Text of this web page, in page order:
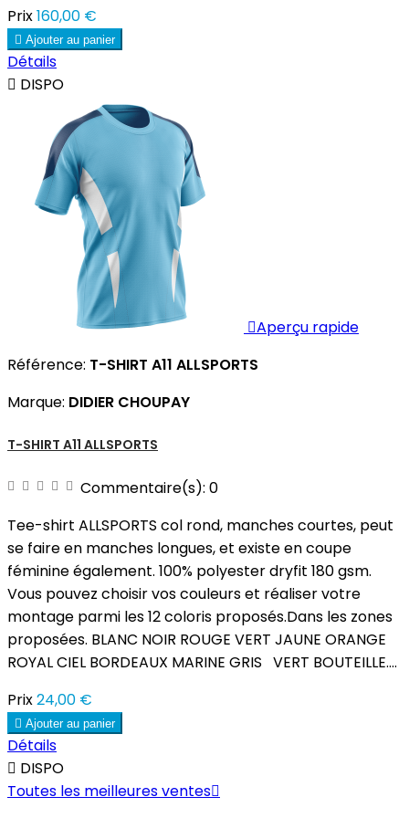
Prix160,00 €
 Ajouter au panier
Détails
 DISPO
Aperçu rapide
Référence: T-SHIRT A11 ALLSPORTS
Marque: DIDIER CHOUPAY
T-SHIRT A11 ALLSPORTS
Commentaire(s): 0
Tee-shirt ALLSPORTS col rond, manches courtes, peut
se faire en manches longues, et existe en coupe
féminine également. 100% polyester dryfit 180 gsm.
Vous pouvez choisir vos couleurs et réaliser votre
montage parmi les 12 coloris proposés.Dans les zones
proposées. BLANC NOIR ROUGE VERT JAUNE ORANGE
ROYAL CIEL BORDEAUX MARINE GRIS VERT BOUTEILLE....
Prix24,00 €
 Ajouter au panier
Détails
 DISPO
Toutes les meilleures ventes